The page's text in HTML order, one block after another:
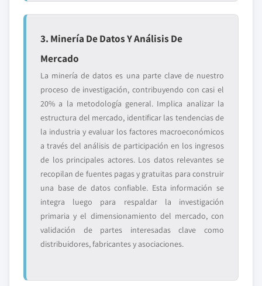
3. Minería De Datos Y Análisis De
Mercado
La minería de datos es una parte clave de nuestro
proceso de investigación, contribuyendo con casi el
20% a la metodología general. Implica analizar la
estructura del mercado, identificar las tendencias de
la industria y evaluar los factores macroeconómicos
a través del análisis de participación en los ingresos
de los principales actores. Los datos relevantes se
recopilan de fuentes pagas y gratuitas para construir
una base de datos confiable. Esta información se
integra luego para respaldar la investigación
primaria y el dimensionamiento del mercado, con
validación de partes interesadas clave como
distribuidores, fabricantes y asociaciones.